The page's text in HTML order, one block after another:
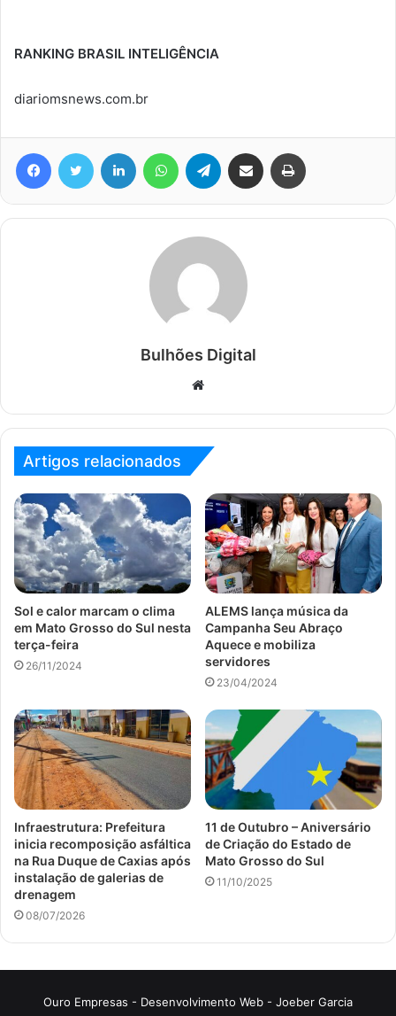
RANKING BRASIL INTELIGÊNCIA
diariomsnews.com.br
FacebookTwitter Linkedin WhatsAppTelegram Compartilhar via e-mail
Bulhões Digital
Website
Artigos relacionados
Sol e calor marcam o clima
em Mato Grosso do Sul nesta
terça-feira
26/11/2024
ALEMS lança música da
Campanha Seu Abraço
Aquece e mobiliza
servidores
23/04/2024
Infraestrutura: Prefeitura
inicia recomposição asfáltica
na Rua Duque de Caxias após
instalação de galerias de
drenagem
08/07/2026
11 de Outubro – Aniversário
de Criação do Estado de
Mato Grosso do Sul
11/10/2025
Ouro Empresas - Desenvolvimento Web - Joeber Garcia